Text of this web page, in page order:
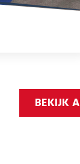
BEKIJK